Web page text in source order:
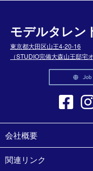
モデルタレン
東京都大田区山王4-20-16
（STUDIO完備大森山王邸宅
会社概要
関連リンク